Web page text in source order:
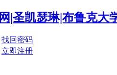
找回密码
立即注册